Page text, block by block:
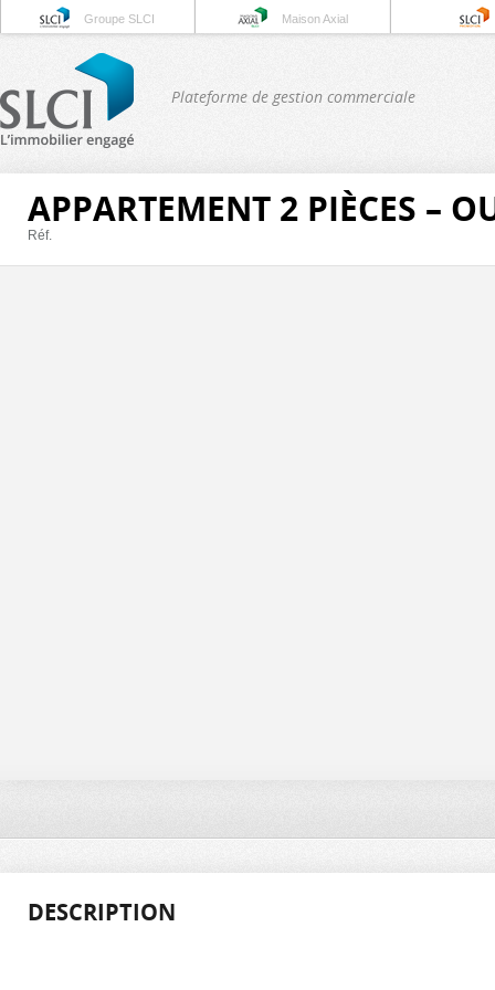
Groupe SLCI Maison Axial
Plateforme de gestion commerciale
APPARTEMENT 2 PIÈCES –
Réf.
DESCRIPTION